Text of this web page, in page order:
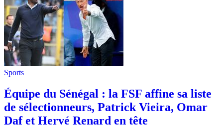
Sports
Équipe du Sénégal : la FSF affine sa liste
de sélectionneurs, Patrick Vieira, Omar
Daf et Hervé Renard en tête